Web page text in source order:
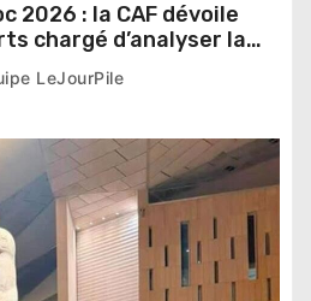
2026 : la CAF dévoile
chargé d’analyser la
LeJourPile